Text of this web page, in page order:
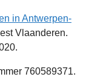
in Antwerpen-
Vlaanderen.
760589371.